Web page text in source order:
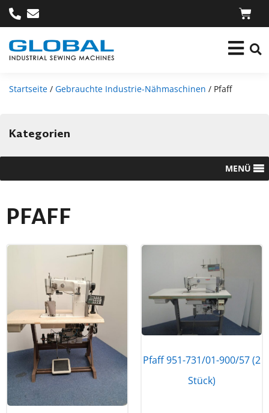
Startseite / Gebrauchte Industrie-Nähmaschinen / Pfaff
Kategorien
MENÜ
PFAFF
Pfaff 951-731/01-900/57 (2
Stück)